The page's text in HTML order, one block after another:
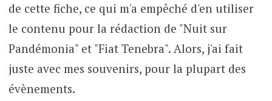
de cette fiche, ce qui m'a empêché d'en utiliser
le contenu pour la rédaction de "Nuit sur
Pandémonia" et "Fiat Tenebra". Alors, j'ai fait
juste avec mes souvenirs, pour la plupart des
évènements.